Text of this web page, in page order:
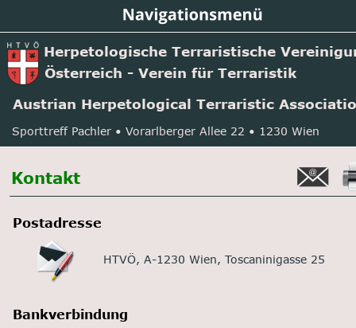
Herpetologische Terraristische
Österreich - Verein für Terraristik
Austrian Herpetological Terraristic
Sporttreff Pachler • Vorarlberger Allee 22 • 1230 Wien
Kontakt
Postadresse
HTVÖ, A-1230 Wien, Toscaninigasse 25
Bankverbindung